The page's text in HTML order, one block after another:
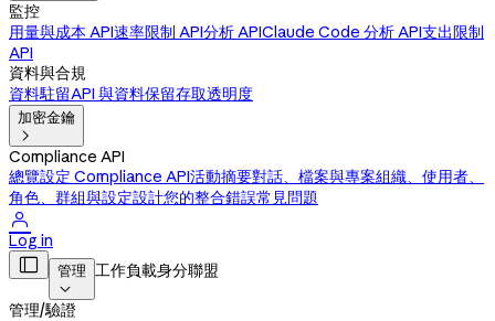
監控
用量與成本 API速率限制 API分析 APIClaude Code 分析 API支出限制
API
資料與合規
資料駐留API 與資料保留存取透明度
加密金鑰

Compliance API
總覽設定 Compliance API活動摘要對話、檔案與專案組織、使用者、
角色、群組與設定設計您的整合錯誤常見問題

Log in
 管理

工作負載身分聯盟
管理/驗證